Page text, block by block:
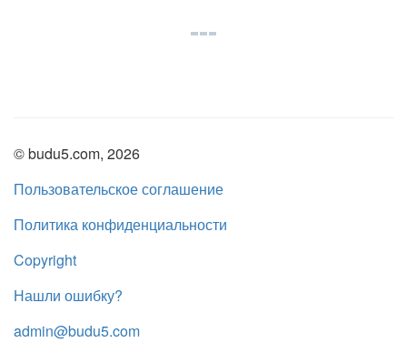
© budu5.com, 2026
Пользовательское соглашение
Политика конфиденциальности
Copyright
Нашли ошибку?
admin@budu5.com